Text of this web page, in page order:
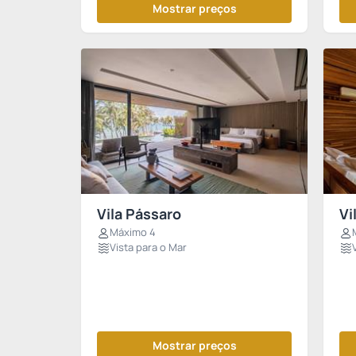
Mostrar preços
Vila Pássaro
Máximo 4
Vista para o Mar
Mostrar preços